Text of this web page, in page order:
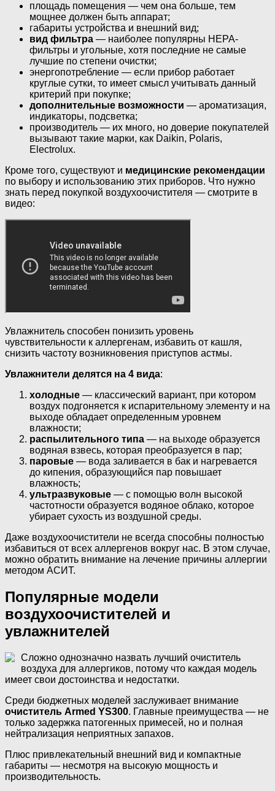
площадь помещения — чем она больше, тем
мощнее должен быть аппарат;
габариты устройства и внешний вид;
вид фильтра — наиболее популярны HEPA-
фильтры и угольные, хотя последние не самые
лучшие по степени очистки;
энергопотребление — если прибор работает
круглые сутки, то имеет смысл учитывать данный
критерий при покупке;
дополнительные возможности — ароматизация,
индикаторы, подсветка;
производитель — их много, но доверие покупателей
вызывают такие марки, как Daikin, Polaris,
Electrolux.
Кроме того, существуют и медицинские рекомендации
по выбору и использованию этих приборов. Что нужно
знать перед покупкой воздухоочистителя — смотрите в
видео:
Увлажнитель способен понизить уровень
чувствительности к аллергенам, избавить от кашля,
снизить частоту возникновения приступов астмы.
Увлажнители делятся на 4 вида:
холодные — классический вариант, при котором
воздух подгоняется к испарительному элементу и на
выходе обладает определенным уровнем
влажности;
распылительного типа — на выходе образуется
водяная взвесь, которая преобразуется в пар;
паровые — вода заливается в бак и нагревается
до кипения, образующийся пар повышает
влажность;
ультразвуковые — с помощью волн высокой
частотности образуется водяное облако, которое
убирает сухость из воздушной среды.
Даже воздухоочистители не всегда способны полностью
избавиться от всех аллергенов вокруг нас. В этом случае,
можно обратить внимание на лечение причины аллергии
методом АСИТ.
Популярные модели
воздухоочистителей и
увлажнителей
Сложно однозначно назвать лучший очиститель
воздуха для аллергиков, потому что каждая модель
имеет свои достоинства и недостатки.
Среди бюджетных моделей заслуживает внимание
очиститель Armed YS300. Главные преимущества — не
только задержка патогенных примесей, но и полная
нейтрализация неприятных запахов.
Плюс привлекательный внешний вид и компактные
габариты — несмотря на высокую мощность и
производительность.